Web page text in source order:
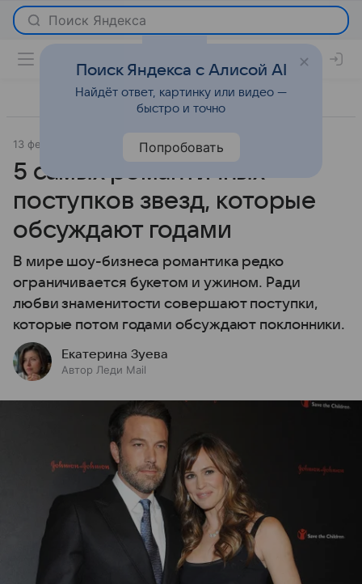
13 февраля 2026 Леди Mail Светская жизнь
5 самых романтичных
поступков звезд, которые
обсуждают годами
В мире шоу-бизнеса романтика редко
ограничивается букетом и ужином. Ради
любви знаменитости совершают поступки,
которые потом годами обсуждают поклонники.
Екатерина Зуева
Автор Леди Mail
Поиск Яндекса с Алисой AI
Найдёт ответ, картинку или видео —
быстро и точно
Попробовать